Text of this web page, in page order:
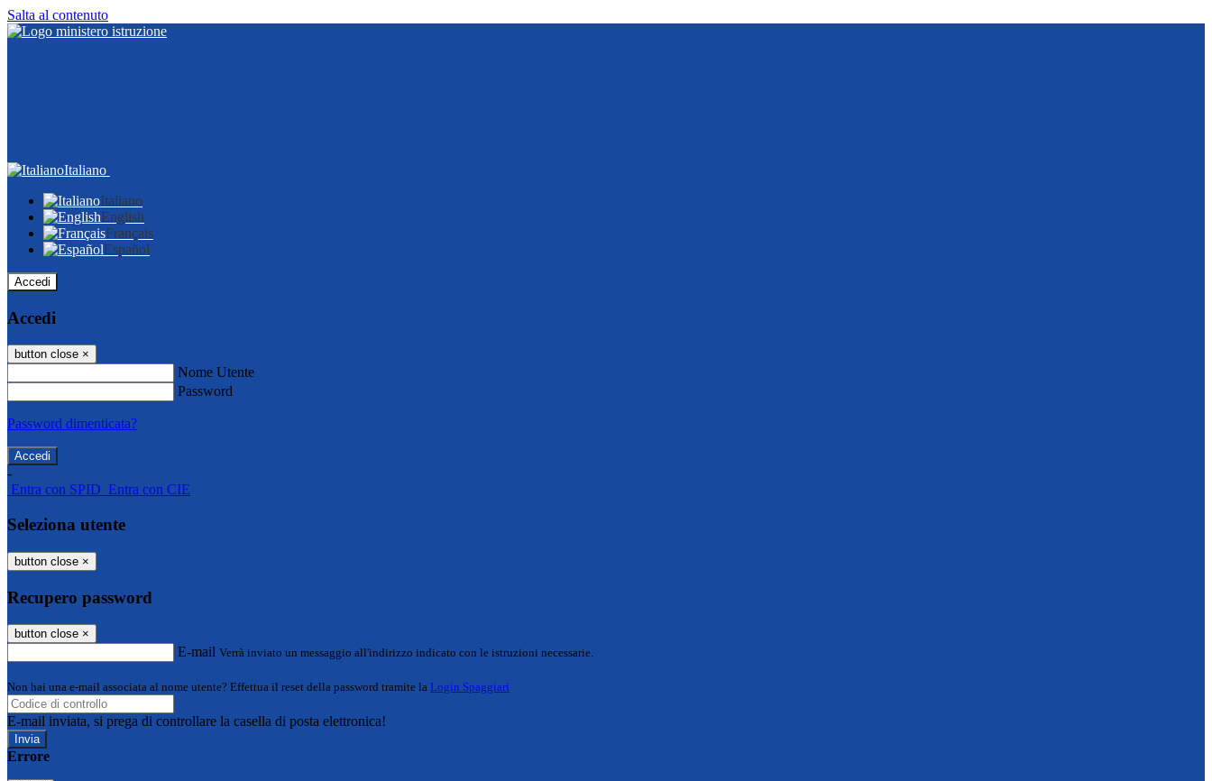
Salta al contenuto
Italiano
Italiano
English
Français
Español
Accedi
Accedi
button close ×
Nome Utente
Password
Password dimenticata?
-
Entra con SPID Entra con CIE
Seleziona utente
button close ×
Recupero password
button close ×
E-mail Verrà inviato un messaggio all'indirizzo indicato con le istruzioni necessarie.
Non hai una e-mail associata al nome utente? Effettua il reset della password tramite la Login Spaggiari
E-mail inviata, si prega di controllare la casella di posta elettronica!
Errore